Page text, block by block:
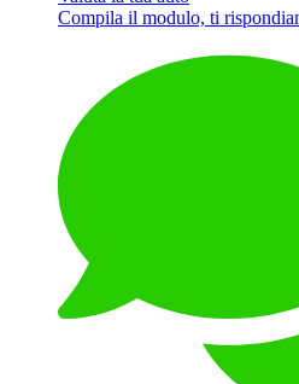
Compila il modulo, ti